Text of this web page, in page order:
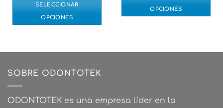
SELECCIONAR
OPCIONES
variantes.
se
OPCIONES
múltiples
pueden
SOBRE ODONTOTEK
ODONTOTEK es una empresa líder en la